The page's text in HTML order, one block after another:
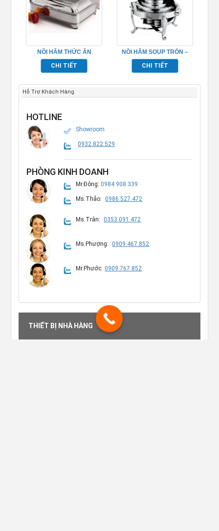
NỒI HÂM THỨC ĂN
BUFFET – TP697011
CHI TIẾT
NỒI HÂM SOUP TRÒN –
TP697026
CHI TIẾT
Hỗ Trợ Khách Hàng
HOTLINE
Showroom
0932.822.529
PHÒNG KINH DOANH
Mr.Đông:0984.908.339
Ms.Thảo: 0986.527.472
Ms.Trân: 0353.091.472
Ms.Phượng: 0909.467.852
Mr.Phước: 0909.767.852
THIẾT BỊ NHÀ HÀNG